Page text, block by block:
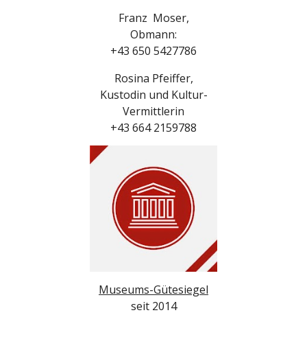
Franz Moser,
Obmann:
+43 650 5427786
Rosina Pfeiffer,
Kustodin und Kultur-
Vermittlerin
+43 664 2159788
Museums-Gütesiegel
seit 2014